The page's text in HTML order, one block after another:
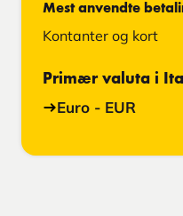
Mest anvendte
Kontanter og kort
Primær valuta i
Euro - EUR